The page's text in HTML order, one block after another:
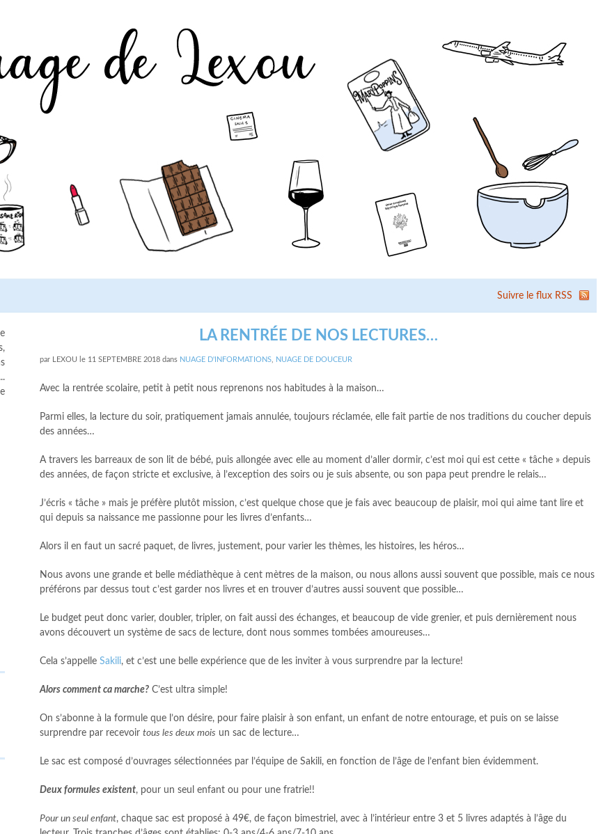
Suivre le flux RSS
LA RENTRÉE DE NOS LECTURES…
par LEXOU le 11 SEPTEMBRE 2018 dans NUAGE D'INFORMATIONS NUAGE DE DOUCEUR
Avec la rentrée scolaire, petit à petit nous reprenons nos habitudes à la maison…
Parmi elles, la lecture du soir, pratiquement jamais annulée, toujours réclamée, elle fait partie de nos traditions du coucher depuis
des années…
A travers les barreaux de son lit de bébé, puis allongée avec elle au moment d’aller dormir, c’est moi qui est cette « tâche » depuis
des années, de façon stricte et exclusive, à l’exception des soirs ou je suis absente, ou son papa peut prendre le relais…
J’écris « tâche » mais je préfère plutôt mission, c’est quelque chose que je fais avec beaucoup de plaisir, moi qui aime tant lire et
qui depuis sa naissance me passionne pour les livres d’enfants…
Alors il en faut un sacré paquet, de livres, justement, pour varier les thèmes, les histoires, les héros…
Nous avons une grande et belle médiathèque à cent mètres de la maison, ou nous allons aussi souvent que possible, mais ce nous
préférons par dessus tout c’est garder nos livres et en trouver d’autres aussi souvent que possible…
Le budget peut donc varier, doubler, tripler, on fait aussi des échanges, et beaucoup de vide grenier, et puis dernièrement nous
avons découvert un système de sacs de lecture, dont nous sommes tombées amoureuses…
Cela s’appelle Sakili, et c’est une belle expérience que de les inviter à vous surprendre par la lecture!
Alors comment ca marche? C’est ultra simple!
On s’abonne à la formule que l’on désire, pour faire plaisir à son enfant, un enfant de notre entourage, et puis on se laisse
surprendre par recevoir tous les deux mois un sac de lecture…
Le sac est composé d’ouvrages sélectionnées par l’équipe de Sakili, en fonction de l’âge de l’enfant bien évidemment.
Deux formules existent, pour un seul enfant ou pour une fratrie!!
Pour un seul enfant, chaque sac est proposé à 49€, de façon bimestriel, avec à l’intérieur entre 3 et 5 livres adaptés à l’âge du